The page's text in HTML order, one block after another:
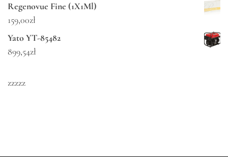
Regenovue Fine (1X1Ml)
159,00zł
Yato YT-85482
899,54zł
zzzzz